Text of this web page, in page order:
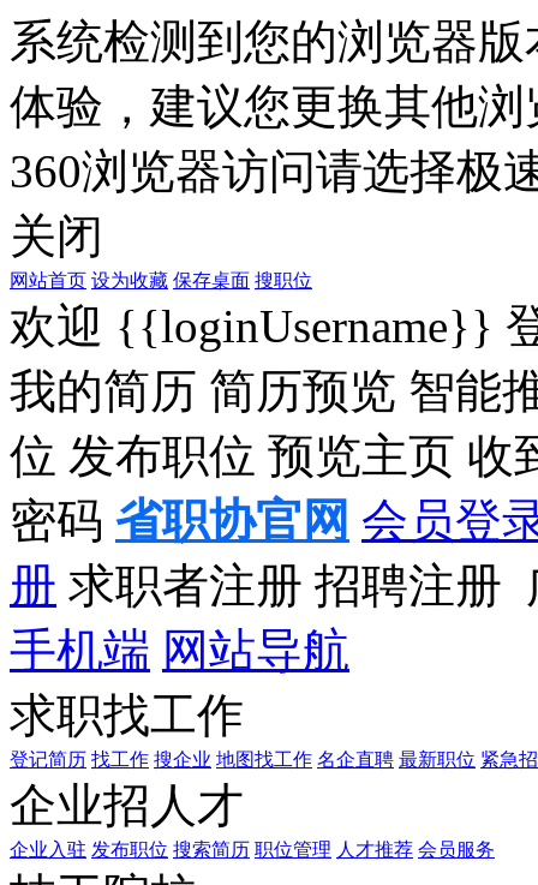
系统检测到您的浏览器
体验，建议您更换其他
360浏览器访问请选择极
关闭
网站首页 设为收藏 保存桌面 搜职位
欢迎 {{loginUsername}}
我的简历 简历预览 智能
位 发布职位 预览主页 收
密码 省职协官网 会员登
册 求职者注册 招聘注册
手机端 网站导航
求职找工作
登记简历 找工作 搜企业 地图找工作 名企直聘 最新职位 紧急
企业招人才
企业入驻 发布职位 搜索简历 职位管理 人才推荐 会员服务